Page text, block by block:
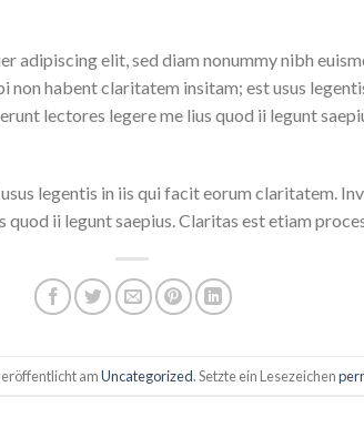
adipiscing elit, sed diam nonummy nibh
non habent claritatem insitam; est usus
lectores legere me lius quod ii legunt
legentis in iis qui facit eorum claritatem.
ii legunt saepius. Claritas est etiam
amUncategorized. Setzte ein Lesezeichen